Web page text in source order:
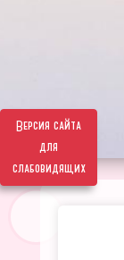
Версия сайта
для
слабовидящих